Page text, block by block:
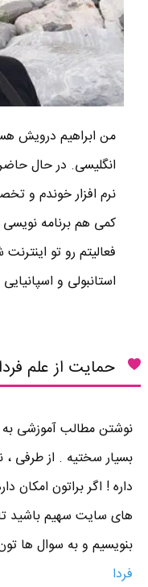
من ابراهیم درویش
انگلیسی. در حال
نرم افزار خوندم و
فعالیتم رو تو
استانبولی و
حمایت از علم فردا
نوشتن مطالب آموزشی به
بسیار سختیه . از
داره ! اگر براتون امکان
های سایت سهیم باشید
بنویسیم و به سوال ها
فردا